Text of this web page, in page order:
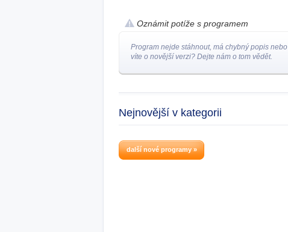
Oznámit potíže s programem
Program nejde stáhnout, má chybný popis nebo
víte o novější verzi? Dejte nám o tom vědět.
Nejnovější v kategorii
další nové programy »